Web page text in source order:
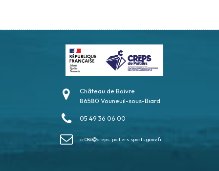
Château de Boivre
86580 Vouneuil-sous-Biard
05 49 36 06 00
cr086 creps-poitiers.sports.gouv.fr